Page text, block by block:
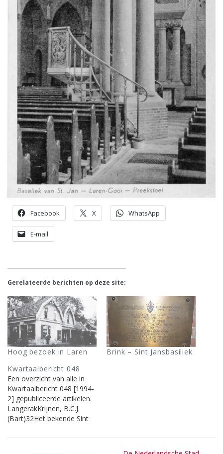
Facebook X WhatsApp
E-mail
Gerelateerde berichten op deze site:
Hoog bezoek in Laren
Brink – Sint Jansbasiliek
Kwartaalbericht 048
Een overzicht van alle in
Kwartaalbericht 048 [1994-
2] gepubliceerde artikelen.
LangerakKrijnen, B.C.J.
(Bart)32Het bekende Sint
Prins, 192436De Zijtak